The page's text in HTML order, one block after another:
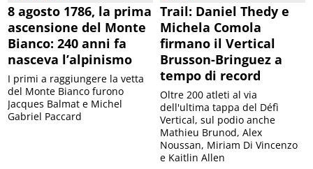
8 agosto 1786, la prima
ascensione del Monte
Bianco: 240 anni fa
nasceva l’alpinismo
I primi a raggiungere la vetta
del Monte Bianco furono
Jacques Balmat e Michel
Gabriel Paccard
Trail: Daniel Thedy e
Michela Comola
firmano il Vertical
Brusson-Bringuez a
tempo di record
Oltre 200 atleti al via
dell'ultima tappa del Défì
Vertical, sul podio anche
Mathieu Brunod, Alex
Noussan, Miriam Di Vincenzo
e Kaitlin Allen